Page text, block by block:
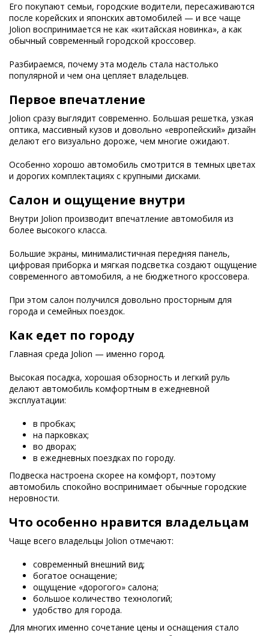
Его покупают семьи, городские водители, пересаживаются
после корейских и японских автомобилей — и все чаще
Jolion воспринимается не как «китайская новинка», а как
обычный современный городской кроссовер.
Разбираемся, почему эта модель стала настолько
популярной и чем она цепляет владельцев.
Первое впечатление
Jolion сразу выглядит современно. Большая решетка, узкая
оптика, массивный кузов и довольно «европейский» дизайн
делают его визуально дороже, чем многие ожидают.
Особенно хорошо автомобиль смотрится в темных цветах
и дорогих комплектациях с крупными дисками.
Салон и ощущение внутри
Внутри Jolion производит впечатление автомобиля из
более высокого класса.
Большие экраны, минималистичная передняя панель,
цифровая приборка и мягкая подсветка создают ощущение
современного автомобиля, а не бюджетного кроссовера.
При этом салон получился довольно просторным для
города и семейных поездок.
Как едет по городу
Главная среда Jolion — именно город.
Высокая посадка, хорошая обзорность и легкий руль
делают автомобиль комфортным в ежедневной
эксплуатации:
в пробках;
на парковках;
во дворах;
в ежедневных поездках по городу.
Подвеска настроена скорее на комфорт, поэтому
автомобиль спокойно воспринимает обычные городские
неровности.
Что особенно нравится владельцам
Чаще всего владельцы Jolion отмечают:
современный внешний вид;
богатое оснащение;
ощущение «дорогого» салона;
большое количество технологий;
удобство для города.
Для многих именно сочетание цены и оснащения стало